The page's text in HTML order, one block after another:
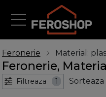
Feronerie Material:
Feronerie,
Filtreaza 1 Sorteaza